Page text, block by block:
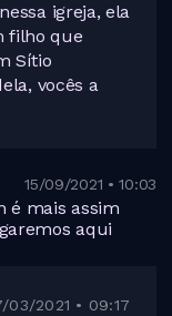
igreja, ela
filho que
Sítio
vocês a
15/09/2021 • 10:03
é mais assim
aqui
03/2021 • 09:17